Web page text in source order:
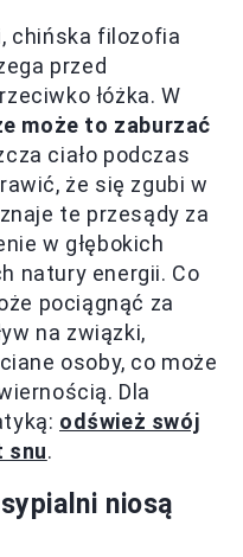
chińska filozofia
przed
łóżka. W
może to zaburzać
ciało podczas
że się zgubi w
te przesądy za
w głębokich
natury energii. Co
pociągnąć za
na związki,
osoby, co może
Dla
odśwież swój
snu.
niosą